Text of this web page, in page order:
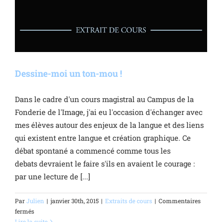
Dessine-moi un ton-mou !
Dans le cadre d'un cours magistral au Campus de la
Fonderie de l'Image, j'ai eu l'occasion d'échanger avec
mes élèves autour des enjeux de la langue et des liens
qui existent entre langue et création graphique. Ce
débat spontané a commencé comme tous les
debats devraient le faire s'ils en avaient le courage :
par une lecture de [...]
ParJulien | janvier 30th, 2015 | Extraits de cours | Commentaires
ferméssur